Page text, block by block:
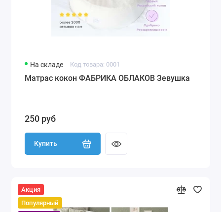
На складе Код товара: 0001
Матрас кокон ФАБРИКА ОБЛАКОВ Зевушка
250 руб
Купить
Акция
Популярный